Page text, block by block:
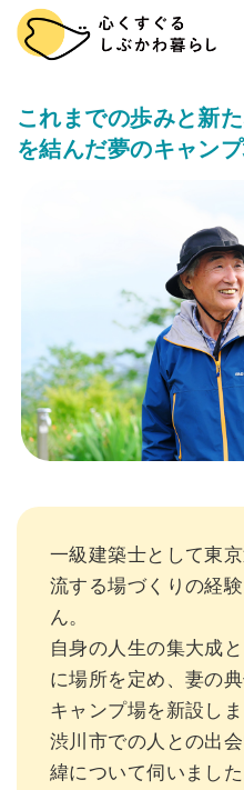
これまでの歩みと新
を結んだ夢のキャンプ
一級建築士として東
流する場づくりの経
ん。
自身の人生の集大成
に場所を定め、妻の
キャンプ場を新設し
渋川市での人との出
緯について伺いました